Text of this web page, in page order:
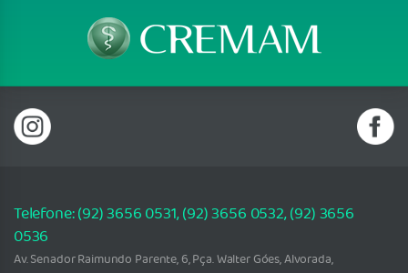
Telefone: (92) 3656 0531, (92) 3656 0532, (92) 3656
0536
Av. Senador Raimundo Parente, 6, Pça. Walter Góes, Alvorada,